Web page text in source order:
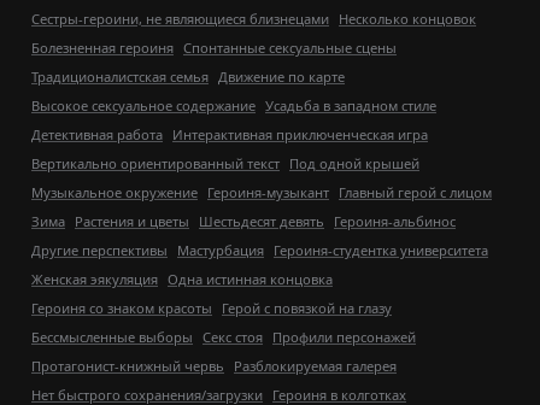
Сестры-героини, не являющиеся близнецами Несколько концовок
Болезненная героиня Спонтанные сексуальные сцены
Традиционалистская семья Движение по карте
Высокое сексуальное содержание Усадьба в западном стиле
Детективная работа Интерактивная приключенческая игра
Вертикально ориентированный текст Под одной крышей
Музыкальное окружение Героиня-музыкант Главный герой с лицом
Зима Растения и цветы Шестьдесят девять
Героиня-альбинос
Другие перспективы
Мастурбация Героиня-студентка университета
Женская эякуляция Одна истинная концовка
Героиня со знаком красоты
Герой с повязкой на глазу
Бессмысленные выборы Секс стоя Профили персонажей
Протагонист-книжный червь
Разблокируемая галерея
Нет быстрого сохранения/загрузки Героиня в колготках